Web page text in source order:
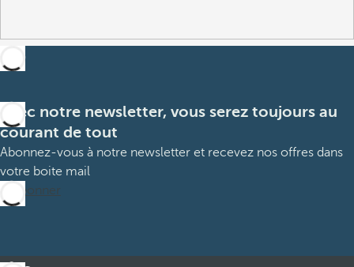
Avec notre newsletter, vous serez toujours au
courant de tout
Abonnez-vous à notre newsletter et recevez nos offres dans
votre boite mail
M’abonner